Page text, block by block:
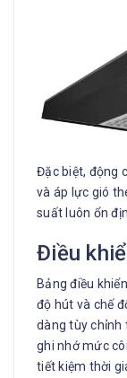
Đặc biệt, động
và áp lực gió
suất luôn ổn
Điều
Bảng điều
độ hút và chế
dàng tùy chỉnh
ghi nhớ mức
tiết kiệm thời